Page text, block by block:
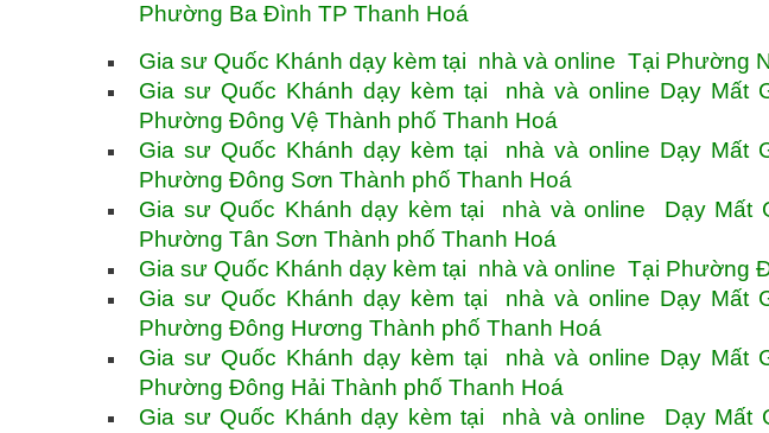
Phường Ba Đình TP Thanh Hoá
Gia sư Quốc Khánh dạy kèm tại nhà và online Tại Phường
Gia sư Quốc Khánh dạy kèm tại nhà và online Dạy Mất
Phường Đông Vệ Thành phố Thanh Hoá
Gia sư Quốc Khánh dạy kèm tại nhà và online Dạy Mất
Phường Đông Sơn Thành phố Thanh Hoá
Gia sư Quốc Khánh dạy kèm tại nhà và online Dạy Mất
Phường Tân Sơn Thành phố Thanh Hoá
Gia sư Quốc Khánh dạy kèm tại nhà và online Tại Phường
Gia sư Quốc Khánh dạy kèm tại nhà và online Dạy Mất
Phường Đông Hương Thành phố Thanh Hoá
Gia sư Quốc Khánh dạy kèm tại nhà và online Dạy Mất
Phường Đông Hải Thành phố Thanh Hoá
Gia sư Quốc Khánh dạy kèm tại nhà và online Dạy Mất